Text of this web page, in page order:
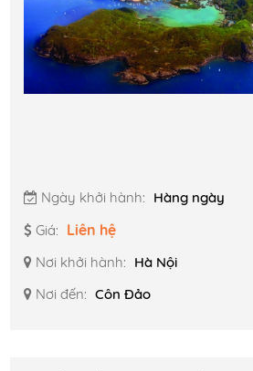
Ngày khởi hành: Hàng ngày
Giá: Liên hệ
Nơi khởi hành: Hà Nội
Nơi đến: Côn Đảo